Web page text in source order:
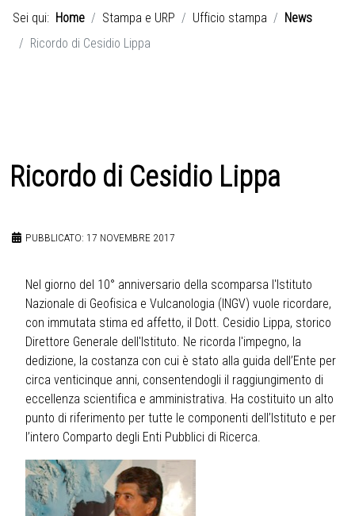
Sei qui: Home Stampa e URP Ufficio stampa
News
Ricordo di Cesidio Lippa
Ricordo di Cesidio Lippa
PUBBLICATO: 17 NOVEMBRE 2017
Nel giorno del 10° anniversario della scomparsa l'Istituto
Nazionale di Geofisica e Vulcanologia (INGV) vuole ricordare,
con immutata stima ed affetto, il Dott. Cesidio Lippa, storico
Direttore Generale dell'Istituto. Ne ricorda l'impegno, la
dedizione, la costanza con cui è stato alla guida dell’Ente per
circa venticinque anni, consentendogli il raggiungimento di
eccellenza scientifica e amministrativa. Ha costituito un alto
punto di riferimento per tutte le componenti dell’Istituto e per
l’intero Comparto degli Enti Pubblici di Ricerca.